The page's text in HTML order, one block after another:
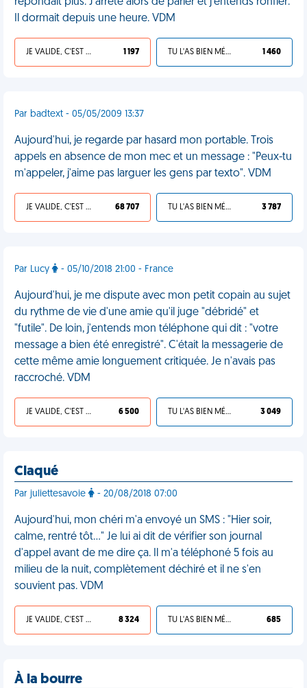
Il dormait depuis une heure. VDM
JE VALIDE, C'EST UNE VDM 1 197 TU L'AS BIEN MÉRITÉ 1 460
Par badtext - 05/05/2009 13:37
Aujourd'hui, je regarde par hasard mon portable. Trois
appels en absence de mon mec et un message : "Peux-tu
m'appeler, j'aime pas larguer les gens par texto". VDM
JE VALIDE, C'EST UNE VDM 68 707 TU L'AS BIEN MÉRITÉ 3 787
Par Lucy - 05/10/2018 21:00 - France
Aujourd'hui, je me dispute avec mon petit copain au sujet
du rythme de vie d'une amie qu'il juge "débridé" et
"futile". De loin, j'entends mon téléphone qui dit : "votre
message a bien été enregistré". C'était la messagerie de
cette même amie longuement critiquée. Je n'avais pas
raccroché. VDM
JE VALIDE, C'EST UNE VDM 6 500 TU L'AS BIEN MÉRITÉ 3 049
Claqué
Par juliettesavoie - 20/08/2018 07:00
Aujourd'hui, mon chéri m'a envoyé un SMS : "Hier soir,
calme, rentré tôt…" Je lui ai dit de vérifier son journal
d'appel avant de me dire ça. Il m'a téléphoné 5 fois au
milieu de la nuit, complètement déchiré et il ne s'en
souvient pas. VDM
JE VALIDE, C'EST UNE VDM 8 324 TU L'AS BIEN MÉRITÉ 685
À la bourre